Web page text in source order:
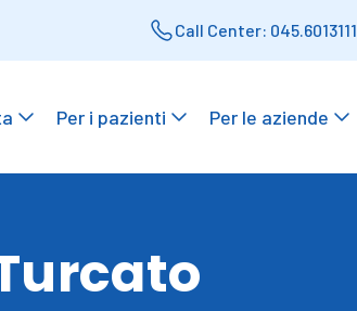
Call Center: 045.6013111
Per i pazienti Per le aziende